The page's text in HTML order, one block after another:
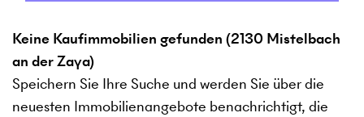
Keine Kaufimmobilien gefunden (2130 Mistelbach
an der Zaya)
Speichern Sie Ihre Suche und werden Sie über die
neuesten Immobilienangebote benachrichtigt, die